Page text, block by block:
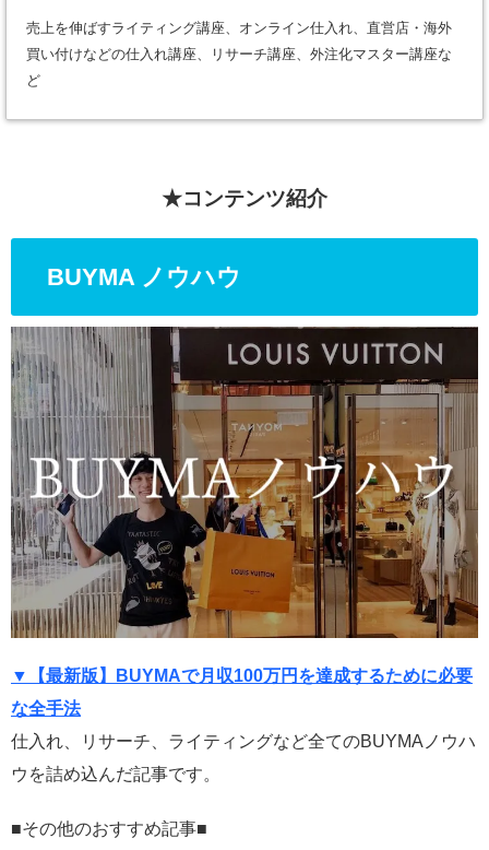
売上を伸ばすライティング講座、オンライン仕入れ、直営店・海外
買い付けなどの仕入れ講座、リサーチ講座、外注化マスター講座な
ど
★コンテンツ紹介
BUYMA ノウハウ
▼【最新版】BUYMAで月収100万円を達成するために必要
な全手法
仕入れ、リサーチ、ライティングなど全てのBUYMAノウハ
ウを詰め込んだ記事です。
■その他のおすすめ記事■